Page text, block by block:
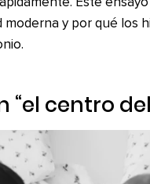
Este
y por qué los
“el centro